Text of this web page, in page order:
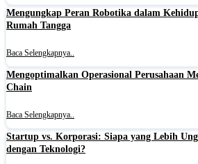
Mengungkap Peran Robotika dalam
Rumah Tangga
Baca Selengkapnya..
Mengoptimalkan Operasional Perusahaan
Chain
Baca Selengkapnya..
Startup vs. Korporasi: Siapa yang Lebih
dengan Teknologi?